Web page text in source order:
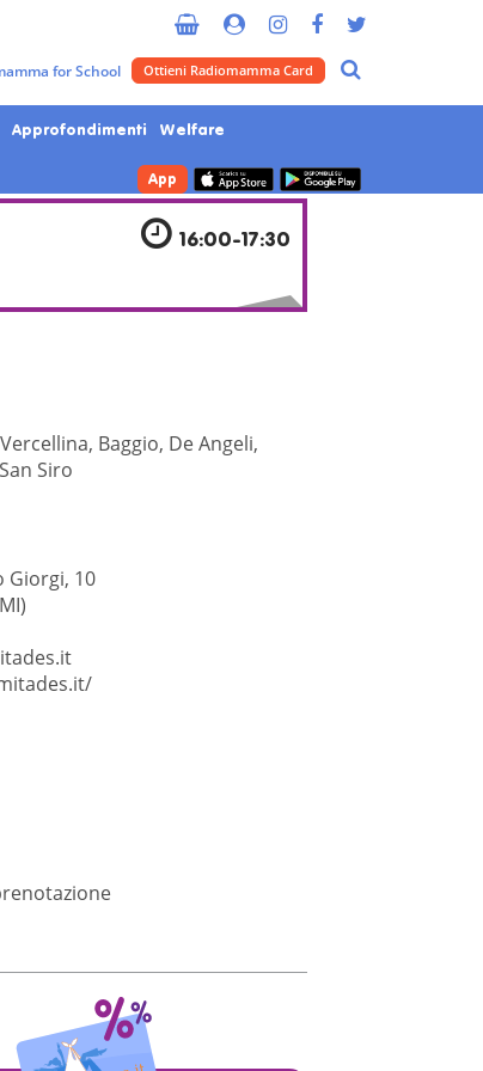
for School Ottieni Radiomamma Card
Approfondimenti Welfare
App
di Milano
16:00-17:30
Baggio, De Angeli,
Siro
Giorgi, 10